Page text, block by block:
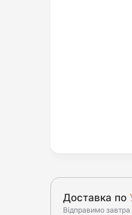
Доставка по
Відправимо завтра